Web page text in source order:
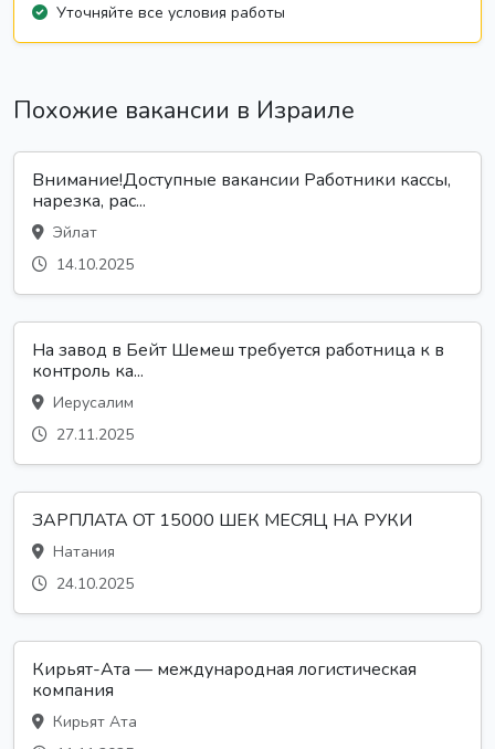
Уточняйте все условия работы
Похожие вакансии в Израиле
Внимание!Доступные вакансии Работники кассы,
нарезка, рас...
Эйлат
14.10.2025
На завод в Бейт Шемеш требуется работница к в
контроль ка...
Иерусалим
27.11.2025
ЗАРПЛАТА ОТ 15000 ШЕК МЕСЯЦ НА РУКИ
Натания
24.10.2025
Кирьят-Ата — международная логистическая
компания
Кирьят Ата